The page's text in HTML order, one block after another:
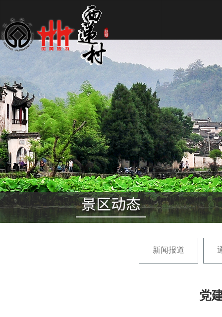
新闻报道
党